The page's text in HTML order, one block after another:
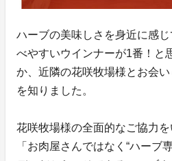
ハーブの美味しさを身近に感
べやすいウインナーが1番！と
か、近隣の花咲牧場様とお会
を知りました。
花咲牧場様の全面的なご協力を
「お肉屋さんではなく“ハーブ